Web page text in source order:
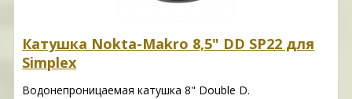
Катушка Nokta-Makro 8,5" DD SP22 для
Simplex
Водонепроницаемая катушка 8" Double D.